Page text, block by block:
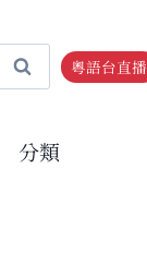
粵語台直播
分類